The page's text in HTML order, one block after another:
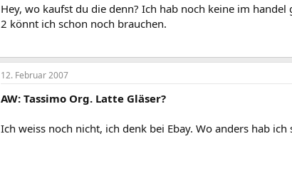
Hey, wo kaufst du die denn? Ich hab noch keine im handel
2 könnt ich schon noch brauchen.
12. Februar 2007
AW: Tassimo Org. Latte Gläser?
Ich weiss noch nicht, ich denk bei Ebay. Wo anders hab